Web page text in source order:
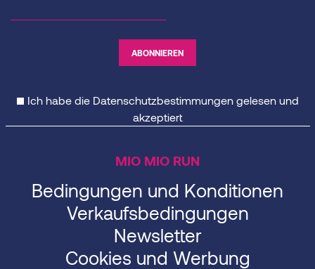
Ich habe die Datenschutzbestimmungengelesen und
akzeptiert
MIO MIO RUN
Bedingungen und Konditionen
Verkaufsbedingungen
Newsletter
Cookies und Werbung